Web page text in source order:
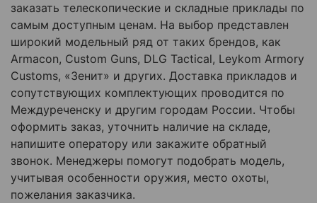
заказать телескопические и складные приклады по
самым доступным ценам. На выбор представлен
широкий модельный ряд от таких брендов, как
Armacon, Custom Guns, DLG Tactical, Leykom Armory
Customs, «Зенит» и других. Доставка прикладов и
сопутствующих комплектующих проводится по
Междуреченску и другим городам России. Чтобы
оформить заказ, уточнить наличие на складе,
напишите оператору или закажите обратный
звонок. Менеджеры помогут подобрать модель,
учитывая особенности оружия, место охоты,
пожелания заказчика.